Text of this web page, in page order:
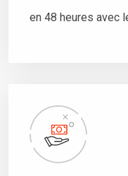
en 48 heures avec